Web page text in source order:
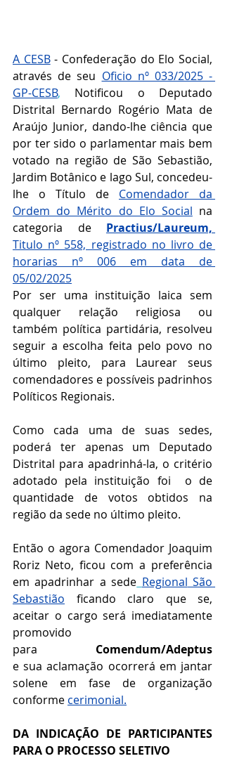
A CESB - Confederação do Elo Social,
através de seu Oficio nº 033/2025 -
GP-CESB,
Notificou o Deputado
Distrital Bernardo Rogério Mata de
Araújo Junior, dando-lhe ciência que
por ter sido o parlamentar mais bem
votado na região de São Sebastião,
Jardim Botânico e lago Sul, concedeu-
lhe o Título de Comendador da
Ordem do Mérito do Elo Social na
categoria de
Titulo nº 558, registrado no livro de
horarias nº 006 em data de
05/02/2025
Por ser uma instituição laica sem
qualquer relação religiosa ou
também política partidária, resolveu
seguir a escolha feita pelo povo no
último pleito, para Laurear seus
comendadores e possíveis padrinhos
Políticos Regionais.
Como cada uma de suas sedes,
poderá ter apenas um Deputado
Distrital para apadrinhá-la, o critério
adotado pela instituição foi  o de
quantidade de votos obtidos na
região da sede no último pleito.
Então o agora Comendador Joaquim
Roriz Neto, ficou com a preferência
em apadrinhar a sede Regional São
Sebastião
aceitar o cargo será imediatamente
promovido
para
e sua aclamação ocorrerá em jantar
solene em fase de organização
conforme cerimonial.
DA INDICAÇÃO DE PARTICIPANTES
PARA O PROCESSO SELETIVO